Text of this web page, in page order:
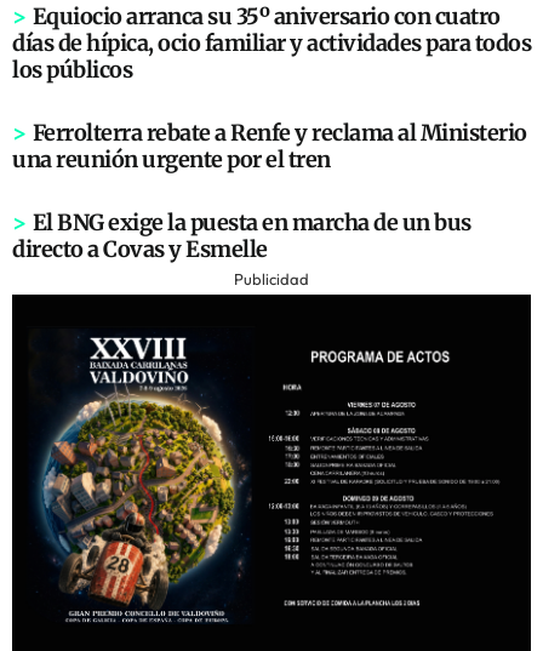
> Equiocio arranca su 35º aniversario con cuatro
días de hípica, ocio familiar y actividades para todos
los públicos
> Ferrolterra rebate a Renfe y reclama al Ministerio
una reunión urgente por el tren
> El BNG exige la puesta en marcha de un bus
directo a Covas y Esmelle
Publicidad